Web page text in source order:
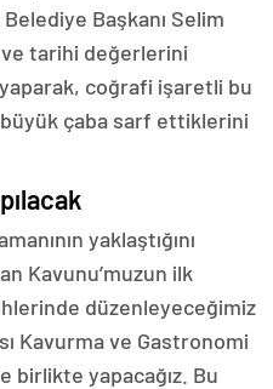
Başkanı Selim
tarihi değerlerini
coğrafi işaretli bu
büyük çaba sarf ettiklerini
yaklaştığını
Kavunu’muzun ilk
düzenleyeceğimiz
Kavurma ve Gastronomi
birlikte yapacağız. Bu